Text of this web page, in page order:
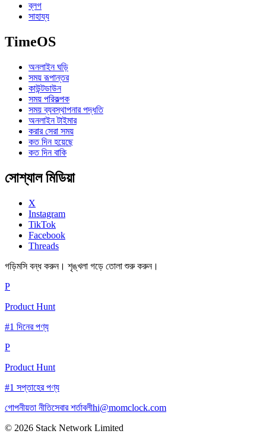
ব্লগ
সাহায্য
TimeOS
অনলাইন ঘড়ি
সময় রূপান্তর
কাউন্টডাউন
সময় পরিকল্পক
সময় ব্যবস্থাপনার পদ্ধতি
অনলাইন টাইমার
করার সেরা সময়
কত দিন হয়েছে
কত দিন বাকি
সোশ্যাল মিডিয়া
X
Instagram
TikTok
Facebook
Threads
গড়িমসি বন্ধ করুন। শৃঙ্খলা গড়ে তোলা শুরু করুন।
P
Product Hunt
#1 দিনের পণ্য
P
Product Hunt
#1 সপ্তাহের পণ্য
গোপনীয়তা নীতিসেবার শর্তাবলীhi@momclock.com
© 2026 Stack Network Limited